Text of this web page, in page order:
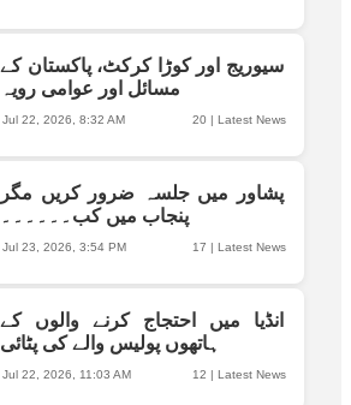
سیوریج اور کوڑا کرکٹ، پاکستان کے
مسائل اور عوامی رویہ
20 | Latest News
Jul 22, 2026, 8:32 AM
پشاور میں جلسہ ضرور کریں مگر
پنجاب میں کب۔۔۔۔۔۔
17 | Latest News
Jul 23, 2026, 3:54 PM
انڈیا میں احتجاج کرنے والوں کے
ہاتھوں پولیس والے کی پٹائی
12 | Latest News
Jul 22, 2026, 11:03 AM